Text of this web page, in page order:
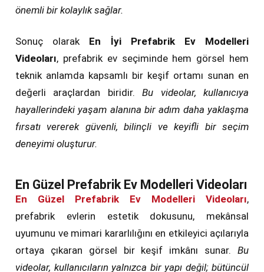
önemli bir kolaylık sağlar.
Sonuç olarak En İyi Prefabrik Ev Modelleri
Videoları, prefabrik ev seçiminde hem görsel hem
teknik anlamda kapsamlı bir keşif ortamı sunan en
değerli araçlardan biridir.Bu videolar, kullanıcıya
hayallerindeki yaşam alanına bir adım daha yaklaşma
fırsatı vererek güvenli, bilinçli ve keyifli bir seçim
deneyimi oluşturur.
En Güzel Prefabrik Ev Modelleri Videoları
En Güzel Prefabrik Ev Modelleri Videoları,
prefabrik evlerin estetik dokusunu, mekânsal
uyumunu ve mimari kararlılığını en etkileyici açılarıyla
ortaya çıkaran görsel bir keşif imkânı sunar. Bu
videolar, kullanıcıların yalnızca bir yapı değil; bütüncül